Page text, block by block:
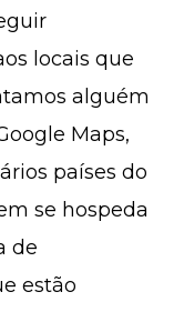
locais que
alguém
Maps,
países do
se hospeda
de
estão